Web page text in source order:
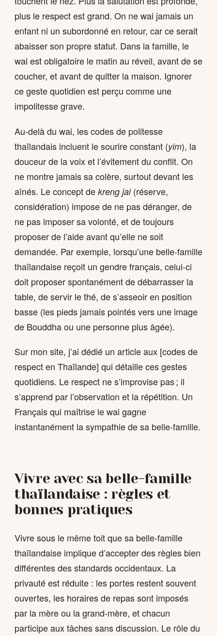
plus le respect est grand. On ne wai jamais un
enfant ni un subordonné en retour, car ce serait
abaisser son propre statut. Dans la famille, le
wai est obligatoire le matin au réveil, avant de se
coucher, et avant de quitter la maison. Ignorer
ce geste quotidien est perçu comme une
impolitesse grave.
Au-delà du wai, les codes de politesse
thaïlandais incluent le sourire constant (yim), la
douceur de la voix et l’évitement du conflit. On
ne montre jamais sa colère, surtout devant les
aînés. Le concept de kreng jai(réserve,
considération) impose de ne pas déranger, de
ne pas imposer sa volonté, et de toujours
proposer de l’aide avant qu’elle ne soit
demandée. Par exemple, lorsqu’une belle-famille
thaïlandaise reçoit un gendre français, celui-ci
doit proposer spontanément de débarrasser la
table, de servir le thé, de s’asseoir en position
basse (les pieds jamais pointés vers une image
de Bouddha ou une personne plus âgée).
Sur mon site, j’ai dédié un article aux [codes de
respect en Thaïlande] qui détaille ces gestes
quotidiens. Le respect ne s’improvise pas ; il
s’apprend par l’observation et la répétition. Un
Français qui maîtrise le wai gagne
instantanément la sympathie de sa belle-famille.
Vivre avec sa belle-famille
thaïlandaise : règles et
bonnes pratiques
Vivre sous le même toit que sa belle-famille
thaïlandaise implique d’accepter des règles bien
différentes des standards occidentaux. La
privauté est réduite : les portes restent souvent
ouvertes, les horaires de repas sont imposés
par la mère ou la grand-mère, et chacun
participe aux tâches sans discussion. Le rôle du